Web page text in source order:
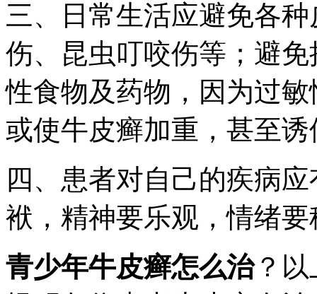
三、日常生活应避免各
伤、昆虫叮咬伤等；避
性食物及药物，因为过
或使牛皮癣加重，甚至
四、患者对自己的疾病
袱，精神要乐观，情绪
青少年牛皮癣怎么治？以